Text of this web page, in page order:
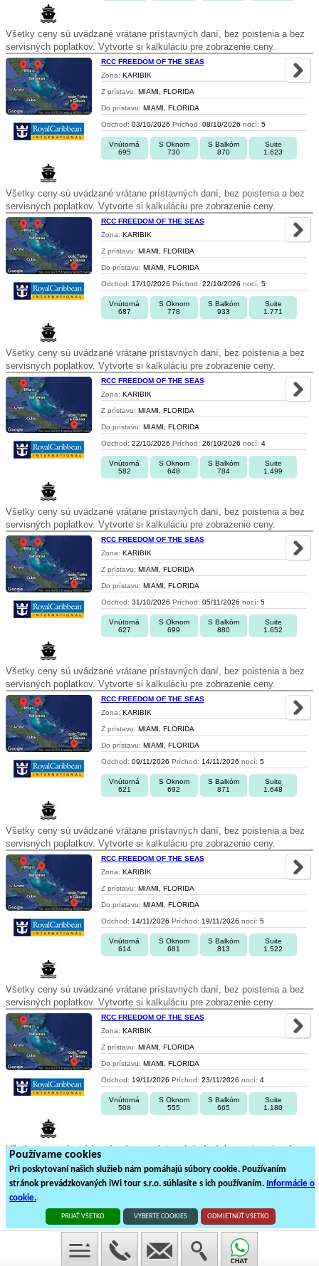
Používame cookies
Pri poskytovaní našich služieb nám pomáhajú súbory cookie. Používaním
stránok prevádzkovaných iWi tour s.r.o. súhlasíte s ich používaním. Informácie o
cookie.
PRIJAŤ VŠETKO VYBERTE COOKIES ODMIETNÚŤ VŠETKO
Všetky ceny sú uvádzané vrátane prístavných daní, bez poistenia a bez
servisných poplatkov. Vytvorte si kalkuláciu pre zobrazenie ceny.
RCC FREEDOM OF THE SEAS
Zona: KARIBIK
Z prístavu: MIAMI, FLORIDA
Do prístavu: MIAMI, FLORIDA
Odchod: 03/10/2026 Príchod: 08/10/2026 nocí: 5
Vnútorná
695
S Oknom
730
S Balkóm
870
Suite
1.623
Všetky ceny sú uvádzané vrátane prístavných daní, bez poistenia a bez
servisných poplatkov. Vytvorte si kalkuláciu pre zobrazenie ceny.
RCC FREEDOM OF THE SEAS
Zona: KARIBIK
Z prístavu: MIAMI, FLORIDA
Do prístavu: MIAMI, FLORIDA
Odchod: 17/10/2026 Príchod: 22/10/2026 nocí: 5
Vnútorná
687
S Oknom
778
S Balkóm
933
Suite
1.771
Všetky ceny sú uvádzané vrátane prístavných daní, bez poistenia a bez
servisných poplatkov. Vytvorte si kalkuláciu pre zobrazenie ceny.
RCC FREEDOM OF THE SEAS
Zona: KARIBIK
Z prístavu: MIAMI, FLORIDA
Do prístavu: MIAMI, FLORIDA
Odchod: 22/10/2026 Príchod: 26/10/2026 nocí: 4
Vnútorná
582
S Oknom
648
S Balkóm
784
Suite
1.499
Všetky ceny sú uvádzané vrátane prístavných daní, bez poistenia a bez
servisných poplatkov. Vytvorte si kalkuláciu pre zobrazenie ceny.
RCC FREEDOM OF THE SEAS
Zona: KARIBIK
Z prístavu: MIAMI, FLORIDA
Do prístavu: MIAMI, FLORIDA
Odchod: 31/10/2026 Príchod: 05/11/2026 nocí: 5
Vnútorná
627
S Oknom
699
S Balkóm
880
Suite
1.652
Všetky ceny sú uvádzané vrátane prístavných daní, bez poistenia a bez
servisných poplatkov. Vytvorte si kalkuláciu pre zobrazenie ceny.
RCC FREEDOM OF THE SEAS
Zona: KARIBIK
Z prístavu: MIAMI, FLORIDA
Do prístavu: MIAMI, FLORIDA
Odchod: 09/11/2026 Príchod: 14/11/2026 nocí: 5
Vnútorná
621
S Oknom
692
S Balkóm
871
Suite
1.648
Všetky ceny sú uvádzané vrátane prístavných daní, bez poistenia a bez
servisných poplatkov. Vytvorte si kalkuláciu pre zobrazenie ceny.
RCC FREEDOM OF THE SEAS
Zona: KARIBIK
Z prístavu: MIAMI, FLORIDA
Do prístavu: MIAMI, FLORIDA
Odchod: 14/11/2026 Príchod: 19/11/2026 nocí: 5
Vnútorná
614
S Oknom
681
S Balkóm
813
Suite
1.522
Všetky ceny sú uvádzané vrátane prístavných daní, bez poistenia a bez
servisných poplatkov. Vytvorte si kalkuláciu pre zobrazenie ceny.
RCC FREEDOM OF THE SEAS
Zona: KARIBIK
Z prístavu: MIAMI, FLORIDA
Do prístavu: MIAMI, FLORIDA
Odchod: 19/11/2026 Príchod: 23/11/2026 nocí: 4
Vnútorná
508
S Oknom
555
S Balkóm
665
Suite
1.180
Všetky ceny sú uvádzané vrátane prístavných daní, bez poistenia a bez
1
12plavieb loďou na1stránkách